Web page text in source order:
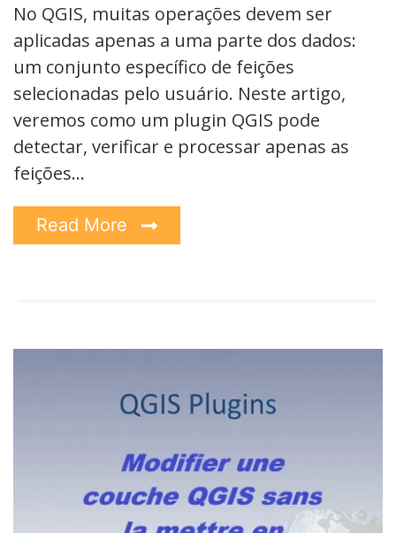
No QGIS, muitas operações devem ser
aplicadas apenas a uma parte dos dados:
um conjunto específico de feições
selecionadas pelo usuário. Neste artigo,
veremos como um plugin QGIS pode
detectar, verificar e processar apenas as
feições…
Read More